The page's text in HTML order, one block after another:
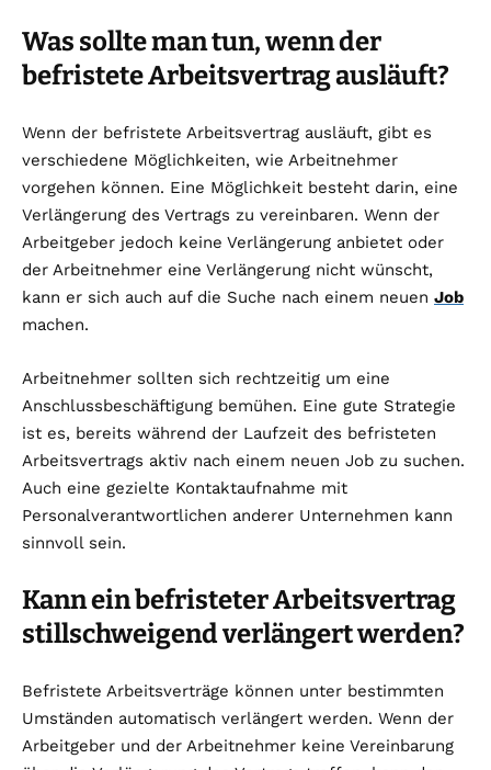
Was sollte man tun, wenn der
befristete Arbeitsvertrag ausläuft?
Wenn der befristete Arbeitsvertrag ausläuft, gibt es
verschiedene Möglichkeiten, wie Arbeitnehmer
vorgehen können. Eine Möglichkeit besteht darin, eine
Verlängerung des Vertrags zu vereinbaren. Wenn der
Arbeitgeber jedoch keine Verlängerung anbietet oder
der Arbeitnehmer eine Verlängerung nicht wünscht,
kann er sich auch auf die Suche nach einem neuen Job
machen.
Arbeitnehmer sollten sich rechtzeitig um eine
Anschlussbeschäftigung bemühen. Eine gute Strategie
ist es, bereits während der Laufzeit des befristeten
Arbeitsvertrags aktiv nach einem neuen Job zu suchen.
Auch eine gezielte Kontaktaufnahme mit
Personalverantwortlichen anderer Unternehmen kann
sinnvoll sein.
Kann ein befristeter Arbeitsvertrag
stillschweigend verlängert werden?
Befristete Arbeitsverträge können unter bestimmten
Umständen automatisch verlängert werden. Wenn der
Arbeitgeber und der Arbeitnehmer keine Vereinbarung